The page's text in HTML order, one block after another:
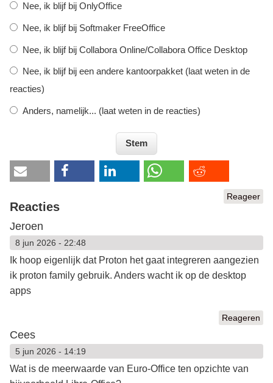
Nee, ik blijf bij OnlyOffice
Nee, ik blijf bij Softmaker FreeOffice
Nee, ik blijf bij Collabora Online/Collabora Office Desktop
Nee, ik blijf bij een andere kantoorpakket (laat weten in de
reacties)
Anders, namelijk... (laat weten in de reacties)
Reageer
Reacties
Jeroen
8 jun 2026 - 22:48
Ik hoop eigenlijk dat Proton het gaat integreren aangezien
ik proton family gebruik. Anders wacht ik op de desktop
apps
Reageren
Cees
5 jun 2026 - 14:19
Wat is de meerwaarde van Euro-Office ten opzichte van